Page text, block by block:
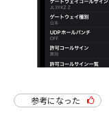
参考になった